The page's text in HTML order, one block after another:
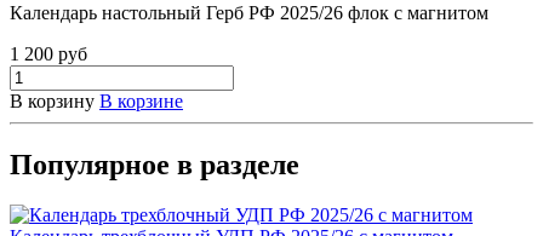
Календарь настольный Герб РФ 2025/26 флок с магнитом
1 200 руб
В корзину В корзине
Популярное в разделе